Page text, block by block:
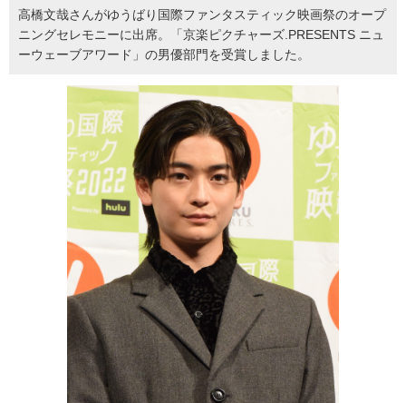
高橋文哉さんがゆうばり国際ファンタスティック映画祭のオープ
ニングセレモニーに出席。「京楽ピクチャーズ.PRESENTS ニュ
ーウェーブアワード」の男優部門を受賞しました。